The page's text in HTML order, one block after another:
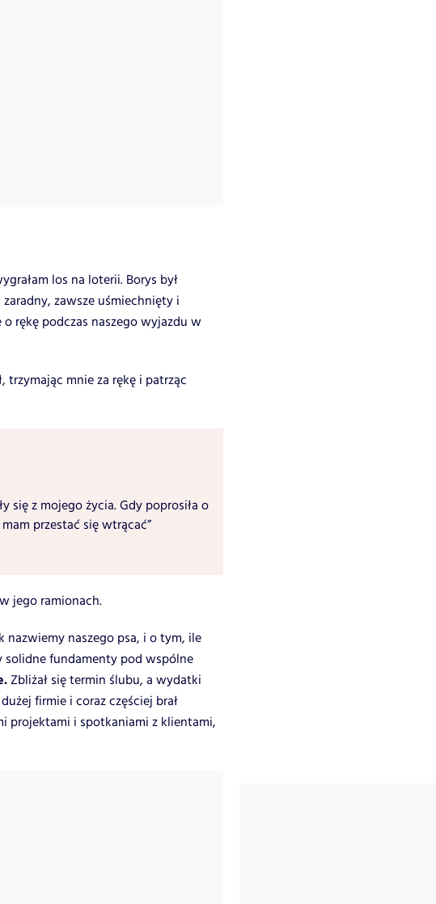
los na loterii. Borys był
zawsze uśmiechnięty i
rękę podczas naszego wyjazdu w
trzymając mnie za rękę i patrząc
się z mojego życia. Gdy poprosiła o
przestać się wtrącać”
jego ramionach.
naszego psa, i o tym, ile
solidne fundamenty pod wspólne
Zbliżał się termin ślubu, a wydatki
firmie i coraz częściej brał
projektami i spotkaniami z klientami,